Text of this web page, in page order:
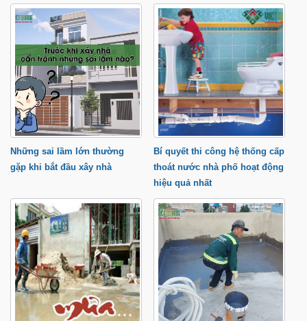
Những sai lầm lớn thường
gặp khi bắt đầu xây nhà
Bí quyết thi công hệ thống cấp
thoát nước nhà phố hoạt động
hiệu quả nhất